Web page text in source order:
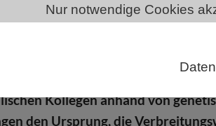
Nur notwendige Cookies
dienen. Senckenberg-
Kollegen anhand von
den Ursprung, die